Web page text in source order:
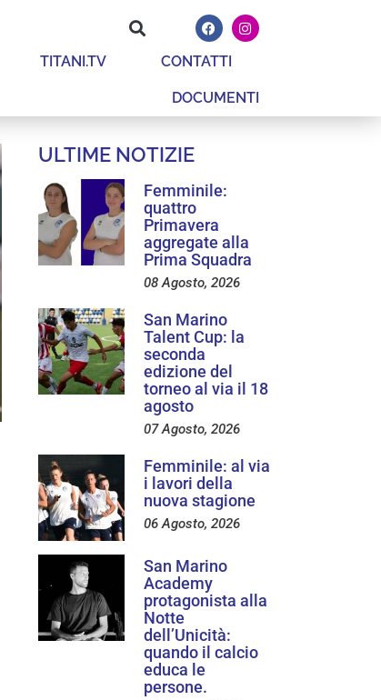
TITANI.TV CONTATTI
DOCUMENTI
ULTIME NOTIZIE
Femminile:
quattro
Primavera
aggregate alla
Prima Squadra
08 Agosto, 2026
San Marino
Talent Cup: la
seconda
edizione del
torneo al via il 18
agosto
07 Agosto, 2026
Femminile: al via
i lavori della
nuova stagione
06 Agosto, 2026
San Marino
Academy
protagonista alla
Notte
dell’Unicità:
quando il calcio
educa le
persone.